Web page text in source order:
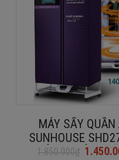
MÁY SẤY QUẦN
SUNHOUSE
HÀNG CHÍNH
1.850.000₫